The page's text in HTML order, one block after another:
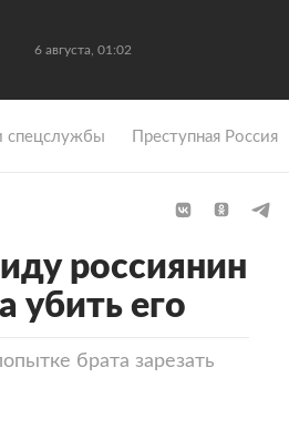
6 августа, 01:02
спецслужбы Преступная Россия
россиянин
убить его
брата зарезать